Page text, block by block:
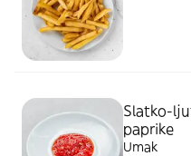
Slatko-
paprike
Umak